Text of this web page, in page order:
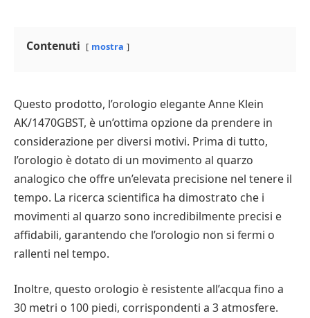
Contenuti mostra
Questo prodotto, l’orologio elegante Anne Klein
AK/1470GBST, è un’ottima opzione da prendere in
considerazione per diversi motivi. Prima di tutto,
l’orologio è dotato di un movimento al quarzo
analogico che offre un’elevata precisione nel tenere il
tempo. La ricerca scientifica ha dimostrato che i
movimenti al quarzo sono incredibilmente precisi e
affidabili, garantendo che l’orologio non si fermi o
rallenti nel tempo.
Inoltre, questo orologio è resistente all’acqua fino a
30 metri o 100 piedi, corrispondenti a 3 atmosfere.